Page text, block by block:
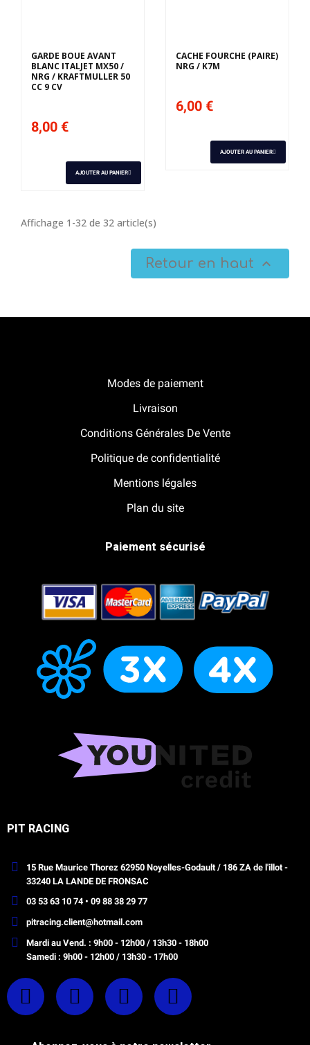
GARDE BOUE AVANT
BLANC ITALJET MX50 /
NRG / KRAFTMULLER 50
CC 9 CV
8,00 €
AJOUTER AU PANIER
CACHE FOURCHE (PAIRE)
NRG / K7M
6,00 €
AJOUTER AU PANIER
Affichage 1-32 de 32 article(s)
Retour en haut 
Modes de paiement
Livraison
Conditions Générales De Vente
Politique de confidentialité
Mentions légales
Plan du site
Paiement sécurisé
PIT RACING
15 Rue Maurice Thorez 62950 Noyelles-Godault / 186 ZA de l'illot -
33240 LA LANDE DE FRONSAC
03 53 63 10 74 • 09 88 38 29 77
pitracing.client@hotmail.com
Mardi au Vend. : 9h00 - 12h00 / 13h30 - 18h00
Samedi : 9h00 - 12h00 / 13h30 - 17h00